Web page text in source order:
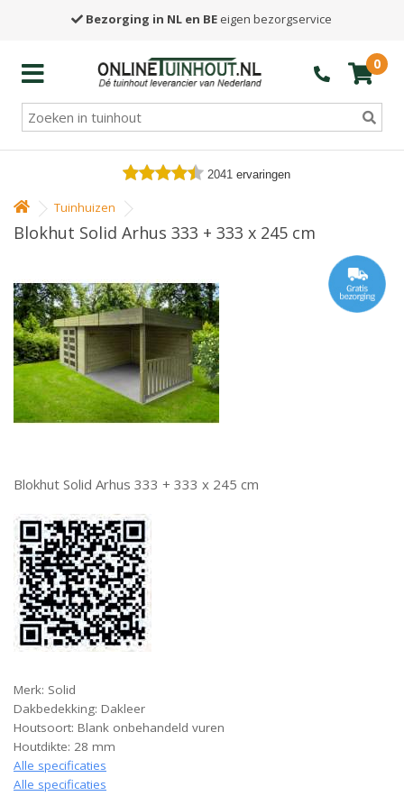
Bezorging in NL en BE eigen bezorgservice
0
2041 ervaringen
Tuinhuizen
Blokhut Solid Arhus 333 + 333 x 245 cm
Blokhut Solid Arhus 333 + 333 x 245 cm
Merk: Solid
Dakbedekking: Dakleer
Houtsoort: Blank onbehandeld vuren
Houtdikte: 28 mm
Alle specificaties
Alle specificaties